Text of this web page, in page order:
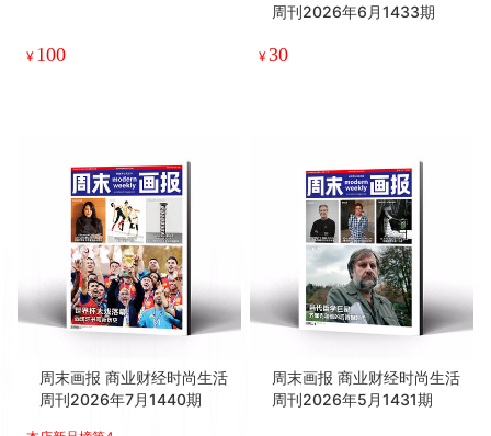
¥ 100
周刊2026年6月1433期
¥30
周末画报 商业财经时尚生活
周刊2026年7月1440期
周末画报 商业财经时尚生活
周刊2026年5月1431期